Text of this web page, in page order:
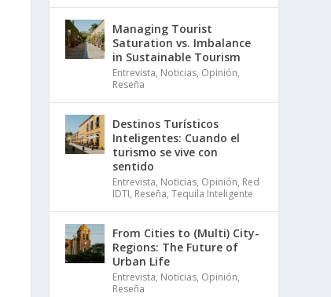
Managing Tourist
Saturation vs. Imbalance
in Sustainable Tourism
Entrevista, Noticias, Opinión,
Reseña
Destinos Turísticos
Inteligentes: Cuando el
turismo se vive con
sentido
Entrevista, Noticias, Opinión, Red
IDTI, Reseña,Tequila Inteligente
From Cities to (Multi) City-
Regions: The Future of
Urban Life
Entrevista, Noticias, Opinión,
Reseña